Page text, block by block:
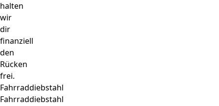
halten
wir
dir
finanziell
den
Rücken
frei.
Fahrraddiebstahl
Fahrraddiebstahl